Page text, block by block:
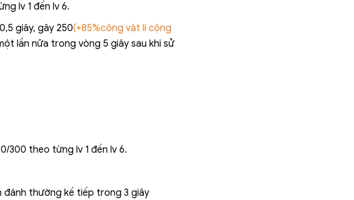
lv 1 đến lv 6.
giây, gây 250(+85%công vật lí cộng
lần nữa trong vòng 5 giây sau khi sử
300 theo từng lv 1 đến lv 6.
đánh thường kế tiếp trong 3 giây